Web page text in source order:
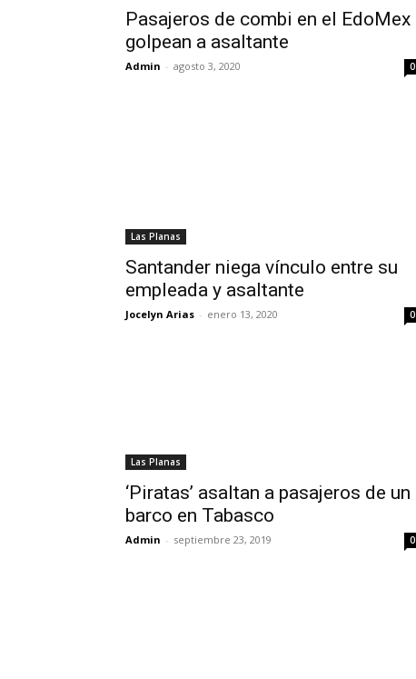
Pasajeros de combi en el EdoMex
golpean a asaltante
Admin - agosto 3, 2020 0
Las Planas
Santander niega vínculo entre su
empleada y asaltante
Jocelyn Arias - enero 13, 2020 0
Las Planas
‘Piratas’ asaltan a pasajeros de un
barco en Tabasco
Admin - septiembre 23, 2019 0